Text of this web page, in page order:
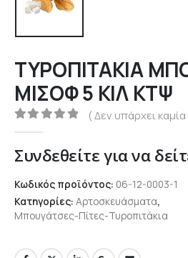
ΤΥΡΟΠΙΤΑΚΙΑ
ΜΙΣΟΦ 5 ΚΙΛ ΚΤΨ
0out of 5
( Δεν υπάρχει
Συνδεθείτε για να
Κωδικός προϊόντος: 06-12-0003-1
Κατηγορίες: Αρτοσκευάσματα,
Μπουγάτσες-Πίτες-Τυροπιτάκια